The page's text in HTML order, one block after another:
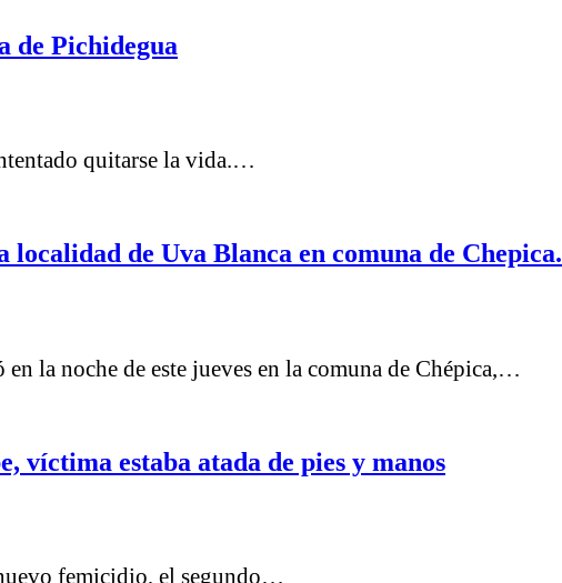
de Pichidegua
quitarse la vida.…
de Uva Blanca en comuna de Chepica.
la noche de este jueves en la comuna de Chépica,…
víctima estaba atada de pies y manos
femicidio, el segundo…